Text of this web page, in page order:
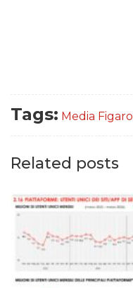
Tags: Media Figaro
Related posts